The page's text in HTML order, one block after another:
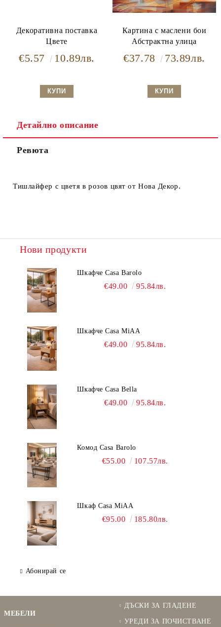
Декоративна поставка
Цвете
€5.57 10.89лв.
Картина с маслени бои
Абстрактна улица
€37.78 73.89лв.
Детайлно описание
Ревюта
Тишлайфер с цветя в розов цвят от Нова Декор.
Нови продукти
Шкафче Casa Barolo
€49.00 95.84лв.
Шкафче Casa MiAA
€49.00 95.84лв.
Шкафче Casa Bella
€49.00 95.84лв.
Комод Casa Barolo
€55.00 107.57лв.
Шкаф Casa MiAA
€95.00 185.80лв.
Абонирай се
МЕБЕЛИ
ДЪСКИ ЗА ГЛАДЕНЕ
УРЕДИ ЗА ПОЧИСТВАНЕ